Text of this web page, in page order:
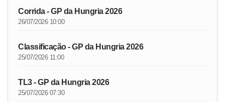
Corrida - GP da Hungria 2026
26/07/2026 10:00
Classificação - GP da Hungria 2026
25/07/2026 11:00
TL3 - GP da Hungria 2026
25/07/2026 07:30